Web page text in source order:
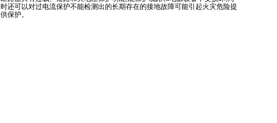
时还可以对过电流保护不能检测出的长期存在的接地故障可能引起火灾危险提
供保护。